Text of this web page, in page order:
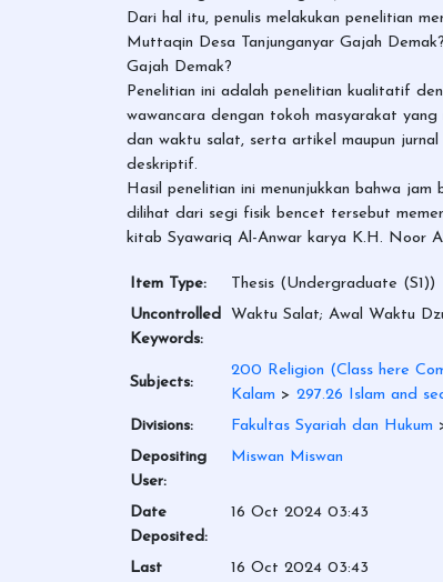
Dari hal itu, penulis melakukan penelitian
Muttaqin Desa Tanjunganyar Gajah
Gajah Demak?
Penelitian ini adalah penelitian kualitatif
wawancara dengan tokoh masyarakat
dan waktu salat, serta artikel maupun
deskriptif.
Hasil penelitian ini menunjukkan bahwa
dilihat dari segi fisik bencet tersebut
kitab Syawariq Al-Anwar karya K.H. Noor
Item Type:
Thesis (Undergraduate (S1))
Uncontrolled
Keywords:
Waktu Salat; Awal Waktu
Subjects:
200 Religion (Class here
Kalam > 297.26 Islam and
Divisions:
Fakultas Syariah dan Hukum
Depositing
User:
Miswan Miswan
Date
Deposited:
16 Oct 2024 03:43
Last
16 Oct 2024 03:43